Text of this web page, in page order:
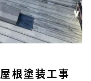
根塗装工事